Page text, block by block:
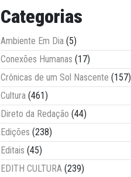
Categorias
Ambiente Em Dia (5)
Conexões Humanas (17)
Crônicas de um Sol Nascente (157)
Cultura (461)
Direto da Redação (44)
Edições (238)
Editais (45)
EDITH CULTURA (239)